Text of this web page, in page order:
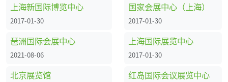
上海新国际博览中心
2017-01-30
琶洲国际会展中心
2021-08-06
北京展览馆
国家会展中心（上海）
2017-01-30
上海国际展览中心
2017-01-30
红岛国际会议展览中心